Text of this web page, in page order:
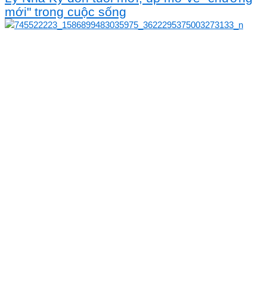
mới" trong cuộc sống